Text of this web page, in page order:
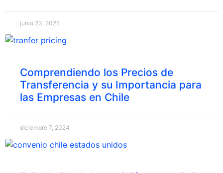
junio 23, 2025
Comprendiendo los Precios de
Transferencia y su Importancia para
las Empresas en Chile
diciembre 7, 2024